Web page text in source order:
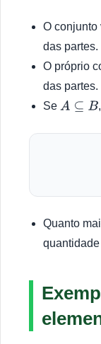
O conjunto
das partes.
O próprio
das partes.
Se A⊆B
Quanto